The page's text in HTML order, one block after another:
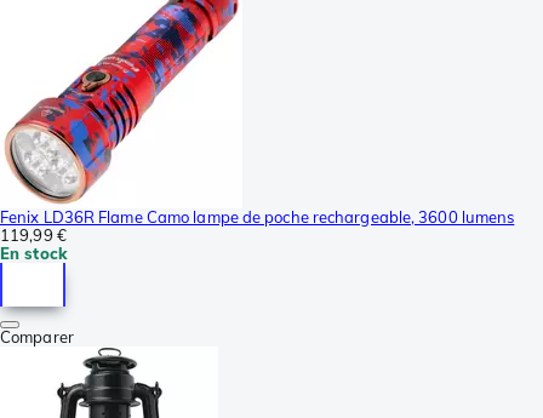
Fenix LD36R Flame Camo lampe de poche rechargeable, 3600 lumens
119,99 €
En stock
Comparer